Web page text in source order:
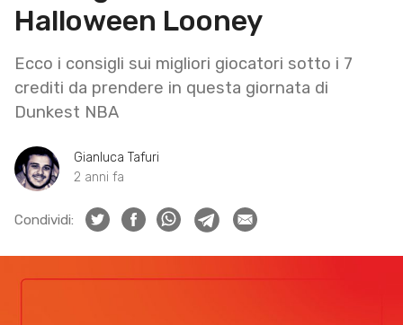
Halloween Looney
Ecco i consigli sui migliori giocatori sotto i 7
crediti da prendere in questa giornata di
Dunkest NBA
Gianluca Tafuri
2 anni fa
Condividi: